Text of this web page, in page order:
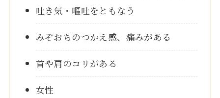
吐き気・嘔吐をともなう
みぞおちのつかえ感、痛みがある
首や肩のコリがある
女性